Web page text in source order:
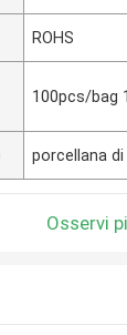
ROHS
100pcs/bag
porcellana di
Osservi